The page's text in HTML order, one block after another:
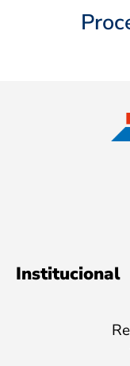
Institucional